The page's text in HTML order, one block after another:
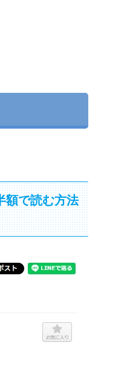
額で読む方法